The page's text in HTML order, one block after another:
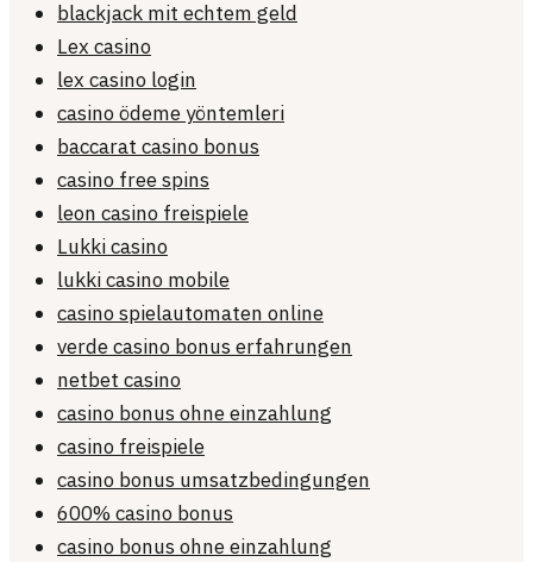
blackjack mit echtem geld
Lex casino
lex casino login
casino ödeme yöntemleri
baccarat casino bonus
casino free spins
leon casino freispiele
Lukki casino
lukki casino mobile
casino spielautomaten online
verde casino bonus erfahrungen
netbet casino
casino bonus ohne einzahlung
casino freispiele
casino bonus umsatzbedingungen
600% casino bonus
casino bonus ohne einzahlung